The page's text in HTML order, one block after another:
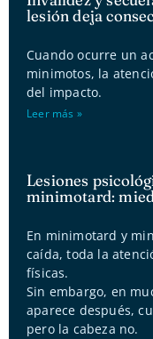
lesión deja
Cuando ocurre un
minimotos, la
del impacto.
Leer más »
Lesiones
minimotard:
En minimotard y
caída, toda la
físicas.
Sin embargo, en
aparece después,
pero la cabeza no.